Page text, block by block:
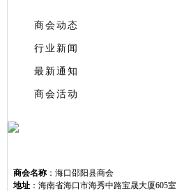
商会动态
行业新闻
最新通知
商会活动
商会名称 ：海口邵阳县商会
地址 ：海南省海口市海秀中路宝晟大厦605室